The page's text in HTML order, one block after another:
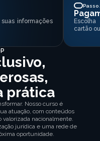
informações
Passo
cartão
prática
Nosso curso é
atuação, com conteúdos
valorizada nacionalmente.
jurídica e uma rede de
oportunidade.